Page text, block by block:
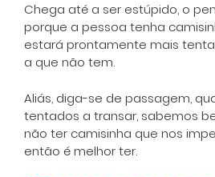
Chega até a ser estúpido, o
porque a pessoa tenha
estará prontamente mais
a que não tem.
Aliás, diga-se de passagem,
tentados a transar, sabemos
não ter camisinha que nos
então é melhor ter.